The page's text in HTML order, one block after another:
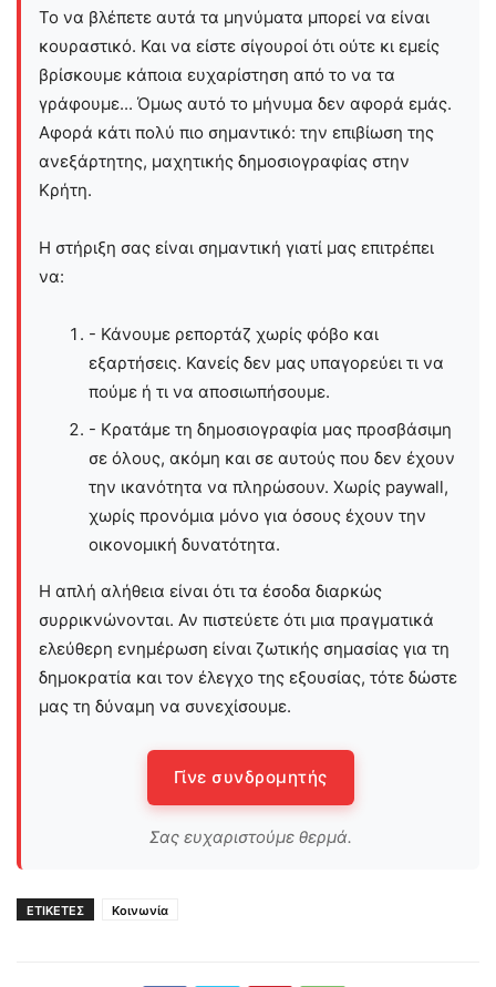
Το να βλέπετε αυτά τα μηνύματα μπορεί να είναι
κουραστικό. Και να είστε σίγουροί ότι ούτε κι εμείς
βρίσκουμε κάποια ευχαρίστηση από το να τα
γράφουμε... Όμως αυτό το μήνυμα δεν αφορά εμάς.
Αφορά κάτι πολύ πιο σημαντικό: την επιβίωση της
ανεξάρτητης, μαχητικής δημοσιογραφίας στην
Kρήτη.
Η στήριξη σας είναι σημαντική γιατί μας επιτρέπει
να:
- Κάνουμε ρεπορτάζ χωρίς φόβο και
εξαρτήσεις. Κανείς δεν μας υπαγορεύει τι να
πούμε ή τι να αποσιωπήσουμε.
- Κρατάμε τη δημοσιογραφία μας προσβάσιμη
σε όλους, ακόμη και σε αυτούς που δεν έχουν
την ικανότητα να πληρώσουν. Χωρίς paywall,
χωρίς προνόμια μόνο για όσους έχουν την
οικονομική δυνατότητα.
Η απλή αλήθεια είναι ότι τα έσοδα διαρκώς
συρρικνώνονται. Αν πιστεύετε ότι μια πραγματικά
ελεύθερη ενημέρωση είναι ζωτικής σημασίας για τη
δημοκρατία και τον έλεγχο της εξουσίας, τότε δώστε
μας τη δύναμη να συνεχίσουμε.
Γίνε συνδρομητής
Σας ευχαριστούμε θερμά.
ΕΤΙΚΕΤΕΣ Κοινωνία